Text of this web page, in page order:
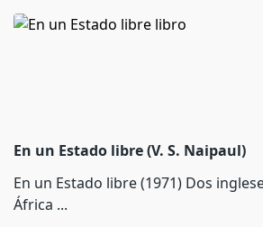
En un Estado libre (V. S. Naipaul)
En un Estado libre (1971) Dos
África ...